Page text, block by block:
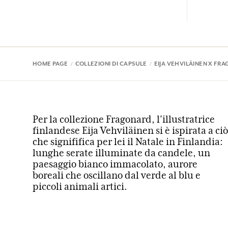
HOME PAGE COLLEZIONI DI CAPSULE EIJA VEHVILÄINEN X
Per la collezione Fragonard, l’illustratrice
finlandese Eija Vehviläinen si è ispirata a ciò
che signififica per lei il Natale in Finlandia:
lunghe serate illuminate da candele, un
paesaggio bianco immacolato, aurore
boreali che oscillano dal verde al blu e
piccoli animali artici.